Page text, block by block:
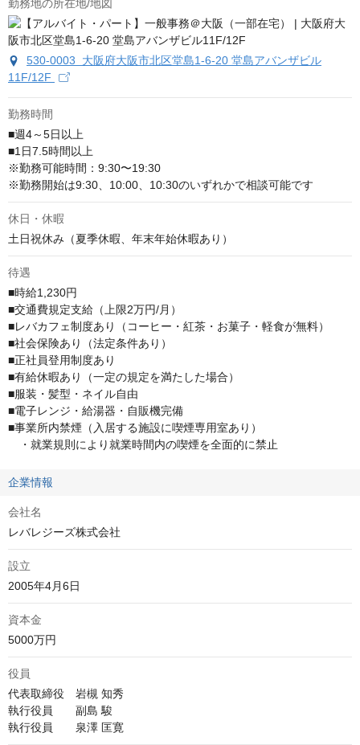
勤務地の所在地/地図
530-0003 大阪府大阪市北区堂島1-6-20 堂島アバンザビル
11F/12F
勤務時間
■週4～5日以上
■1日7.5時間以上
※勤務可能時間：9:30〜19:30
※勤務開始は9:30、10:00、10:30のいずれかで相談可能です
休日・休暇
土日祝休み（夏季休暇、年末年始休暇あり）
待遇
■時給1,230円
■交通費規定支給（上限2万円/月）
■レバカフェ制度あり（コーヒー・紅茶・お菓子・軽食が無料）
■社会保険あり（法定条件あり）
■正社員登用制度あり
■有給休暇あり（一定の規定を満たした場合）
■服装・髪型・ネイル自由
■電子レンジ・給湯器・自販機完備
■事業所内禁煙（入居する施設に喫煙専用室あり）
・就業規則により就業時間内の喫煙を全面的に禁止
企業情報
会社名
レバレジーズ株式会社
設立
2005年4月6日
資本金
5000万円
役員
代表取締役　岩槻 知秀
執行役員　　副島 駿
執行役員　　泉澤 匡寛